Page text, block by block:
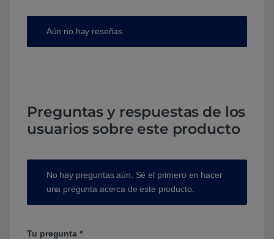
Aún no hay reseñas.
Preguntas y respuestas de los
usuarios sobre este producto
No hay preguntas aún. Sé el primero en hacer
una pregunta acerca de este producto.
Tu pregunta *